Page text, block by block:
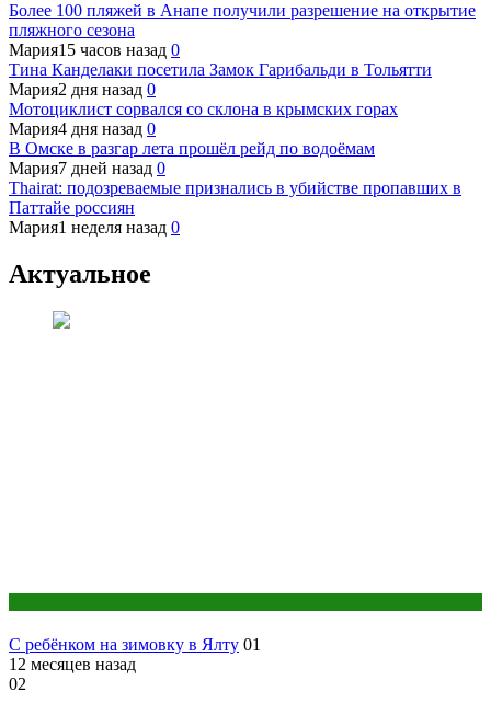
Более 100 пляжей в Анапе получили разрешение на открытие
пляжного сезона
Мария15 часов назад 0
Тина Канделаки посетила Замок Гарибальди в Тольятти
Мария2 дня назад 0
Мотоциклист сорвался со склона в крымских горах
Мария4 дня назад 0
В Омске в разгар лета прошёл рейд по водоёмам
Мария7 дней назад 0
Thairat: подозреваемые признались в убийстве пропавших в
Паттайе россиян
Мария1 неделя назад 0
Актуальное
С ребёнком на зимовку в Ялту 01
12 месяцев назад
02